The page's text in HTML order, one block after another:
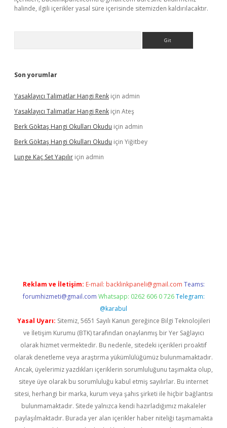
halinde, ilgili içerikler yasal süre içerisinde sitemizden kaldırılacaktır.
Son yorumlar
Yasaklayıcı Talimatlar Hangi Renk için admin
Yasaklayıcı Talimatlar Hangi Renk için Ateş
Berk Göktaş Hangi Okulları Okudu için admin
Berk Göktaş Hangi Okulları Okudu için Yiğitbey
Lunge Kaç Set Yapılır için admin
Reklam ve İletişim: E-mail: backlinkpaneli@gmail.com Teams:
forumhizmeti@gmail.com Whatsapp: 0262 606 0 726 Telegram:
@karabul
Yasal Uyarı: Sitemiz, 5651 Sayılı Kanun gereğince Bilgi Teknolojileri
ve İletişim Kurumu (BTK) tarafından onaylanmış bir Yer Sağlayıcı
olarak hizmet vermektedir. Bu nedenle, sitedeki içerikleri proaktif
olarak denetleme veya araştırma yükümlülüğümüz bulunmamaktadır.
Ancak, üyelerimiz yazdıkları içeriklerin sorumluluğunu taşımakta olup,
siteye üye olarak bu sorumluluğu kabul etmiş sayılırlar. Bu internet
sitesi, herhangi bir marka, kurum veya şahıs şirketi ile hiçbir bağlantısı
bulunmamaktadır. Sitede yalnızca kendi hazırladığımız makaleler
paylaşılmaktadır. Burada yer alan içerikler haber niteliği taşımamakta